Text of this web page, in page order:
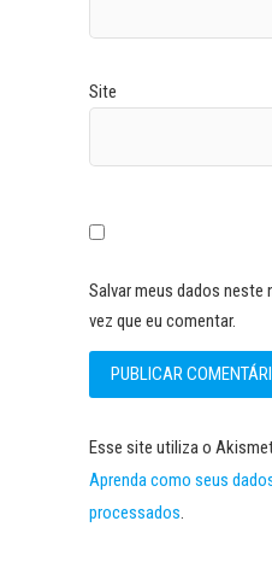
Site
Salvar meus dados neste
vez que eu comentar.
Esse site utiliza o
Aprenda como seus
processados.